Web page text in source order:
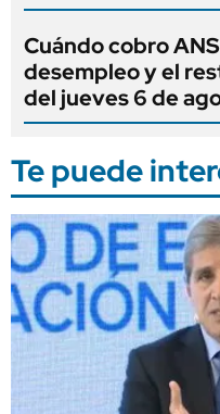
Cuándo cobro
desempleo y el
del jueves 6 de
Te puede